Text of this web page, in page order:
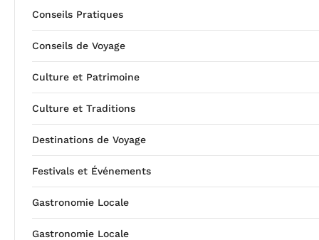
Conseils Pratiques
Conseils de Voyage
Culture et Patrimoine
Culture et Traditions
Destinations de Voyage
Festivals et Événements
Gastronomie Locale
Gastronomie Locale